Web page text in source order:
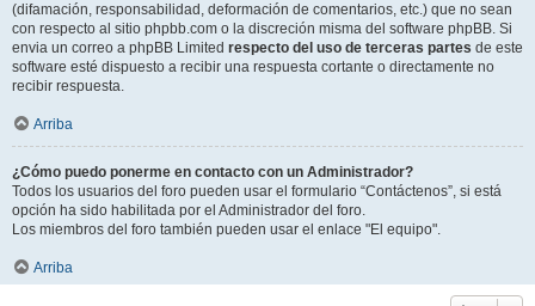
(difamación, responsabilidad, deformación de comentarios, etc.) que no sean
con respecto al sitio phpbb.com o la discreción misma del software phpBB. Si
envia un correo a phpBB Limited respecto del uso de terceras partes de este
software esté dispuesto a recibir una respuesta cortante o directamente no
recibir respuesta.
Arriba
¿Cómo puedo ponerme en contacto con un Administrador?
Todos los usuarios del foro pueden usar el formulario “Contáctenos”, si está
opción ha sido habilitada por el Administrador del foro.
Los miembros del foro también pueden usar el enlace "El equipo".
Arriba